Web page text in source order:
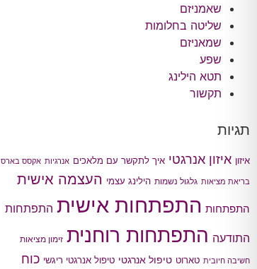
שאמניזם
שליטה בחלומות
שמאניזם
שפע
תטא הילינג
תקשור
תגיות
איזון איזון אנרגטי איך לתקשר עם מלאכים אנרגיות אקסס בארס
בריאת מציאות גלגול נשמות הילינג עצמי העצמה אישית
התפתחות התפתחות אישית התפתחות
התודעה התפתחות רוחנית זימון מציאות
חשיבה חיובית טארוט טיפול אנרגטי טיפול אנרגטי ריגשי כוח